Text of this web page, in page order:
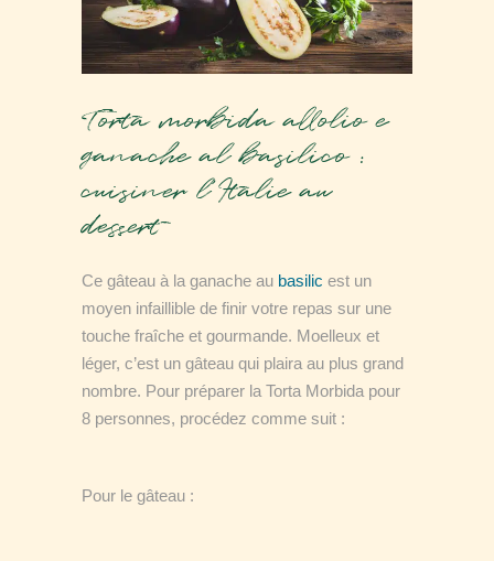
Torta morbida allolio e
ganache al basilico :
cuisiner l’Italieau
dessert
Ce gâteau à la ganache au basilic est un
moyen infaillible de finir votre repas sur une
touche fraîche et gourmande. Moelleux et
léger, c’est un gâteau qui plaira au plus grand
nombre. Pour préparer la Torta Morbida pour
8 personnes, procédez comme suit :
Pour le gâteau :